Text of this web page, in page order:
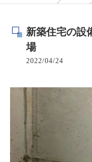
新築住宅の設
場
2022/04/24